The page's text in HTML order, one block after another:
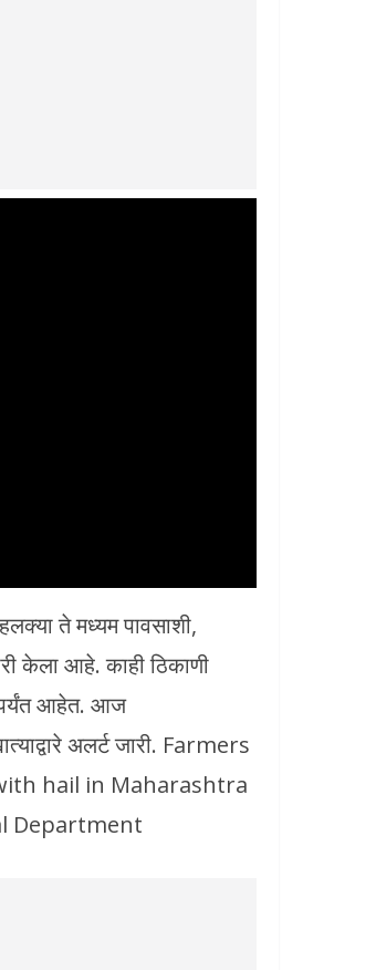
ते मध्यम पावसाशी,
केला आहे. काही ठिकाणी
पर्यंत आहेत. आज
अलर्ट जारी. Farmers
hail in Maharashtra
Department